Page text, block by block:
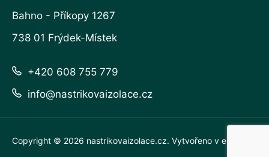
Bahno - Příkopy 1267
738 01 Frýdek-Místek
+420 608 755 779
info@nastrikovaizolace.cz
Copyright © 2026 nastrikovaizolace.cz. Vytvořeno v eline.cz